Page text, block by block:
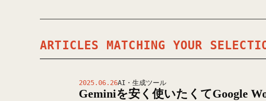
ARTICLES MATCHING YOUR
2025.06.26AI・生成ツール
Geminiを安く使いたくてGoogle